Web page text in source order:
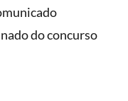
do concurso